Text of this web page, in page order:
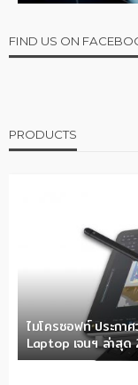
FIND US ON
PRODUCTS
ไมโครซอฟท์ ประกา
Laptop เจนฯ ล่าสุด